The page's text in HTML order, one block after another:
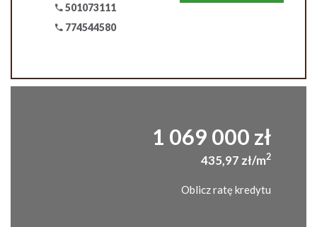
501073111
774544580
1 069 000 zł
435,97 zł/m2
Oblicz ratę kredytu